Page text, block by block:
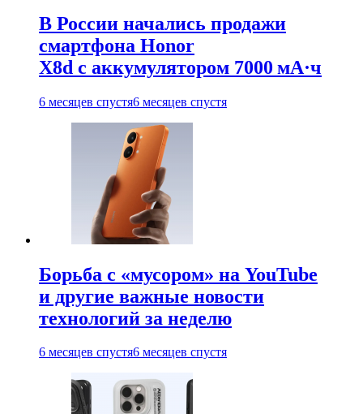
В России начались продажи
смартфона Honor
X8d с аккумулятором 7000 мА·ч
6 месяцев спустя6 месяцев спустя
Борьба с «мусором» на YouTube
и другие важные новости
технологий за неделю
6 месяцев спустя6 месяцев спустя